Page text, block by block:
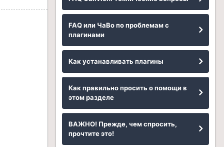
FAQ или ЧаВо по проблемам с
плагинами
Как устанавливать плагины
Как правильно просить о помощи в
этом разделе
ВАЖНО! Прежде, чем спросить,
прочтите это!